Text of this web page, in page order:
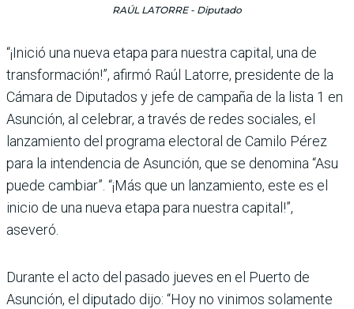
RAÚL LATORRE - Diputado
“¡Inició una nueva etapa para nuestra capital, una de
transformación!”, afirmó Raúl Latorre, presidente de la
Cámara de Diputados y jefe de campaña de la lista 1 en
Asunción, al celebrar, a través de redes sociales, el
lanzamiento del programa electoral de Camilo Pérez
para la intendencia de Asunción, que se denomina “Asu
puede cambiar”. “¡Más que un lanzamiento, este es el
inicio de una nueva etapa para nuestra capital!”,
aseveró.
Durante el acto del pasado jueves en el Puerto de
Asunción, el diputado dijo: “Hoy no vinimos solamente